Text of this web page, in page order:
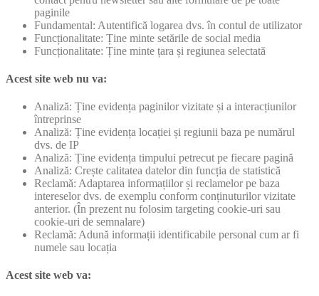
paginile
Fundamental: Autentifică logarea dvs. în contul de utilizator
Funcționalitate: Ține minte setările de social media
Funcționalitate: Ține minte țara și regiunea selectată
Acest site web nu va:
Analiză: Ține evidența paginilor vizitate și a interacțiunilor
întreprinse
Analiză: Ține evidența locației și regiunii baza pe numărul
dvs. de IP
Analiză: Ține evidența timpului petrecut pe fiecare pagină
Analiză: Crește calitatea datelor din funcția de statistică
Reclamă: Adaptarea informațiilor și reclamelor pe baza
intereselor dvs. de exemplu conform conținuturilor vizitate
anterior. (În prezent nu folosim targeting cookie-uri sau
cookie-uri de semnalare)
Reclamă: Adună informații identificabile personal cum ar fi
numele sau locația
Acest site web va: